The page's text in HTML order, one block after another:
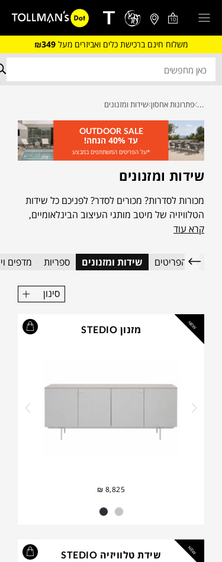
10
משלוח חינם ברכישת כלים ואביזרים מעל ₪349
... פתרונות אחסון שידות ומזנונים
OUTDOOR SALE
עד 40% הנחה!
*על הפריטים המשתתפים במבצע
שידות ומזנונים
מכורות לסדרות? מכורים לסדר? לפניכם כל שידות
הטלוויזיה של מיטב מותגי העיצוב הבינלאומיים,
שירימו, יקפיצו ויסגרו לכם את הפינה
קרא עוד
כל הפריטים שידות ומזנונים ספריות מדפים
סינון
NEW מזנון STEDIO
₪ 8,825
NEW שידת טלוויזיה STEDIO